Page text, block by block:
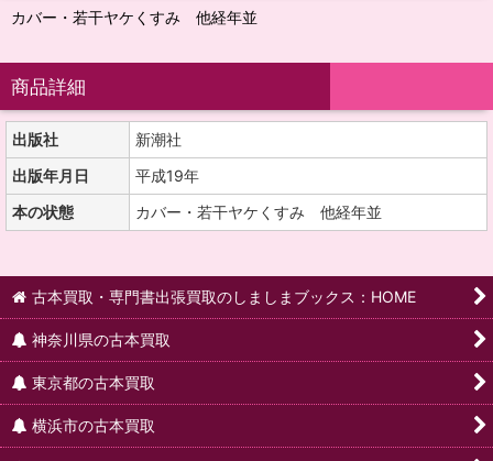
カバー・若干ヤケくすみ 他経年並
商品詳細
出版社
新潮社
出版年月日
平成19年
本の状態
カバー・若干ヤケくすみ 他経年並
古本買取・専門書出張買取のしましまブックス：HOME
神奈川県の古本買取
東京都の古本買取
横浜市の古本買取